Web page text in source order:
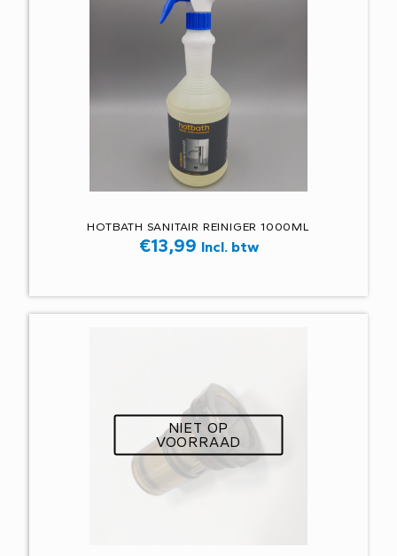
HOTBATH SANITAIR REINIGER 1000ML
€13,99 Incl. btw
NIET OP
VOORRAAD